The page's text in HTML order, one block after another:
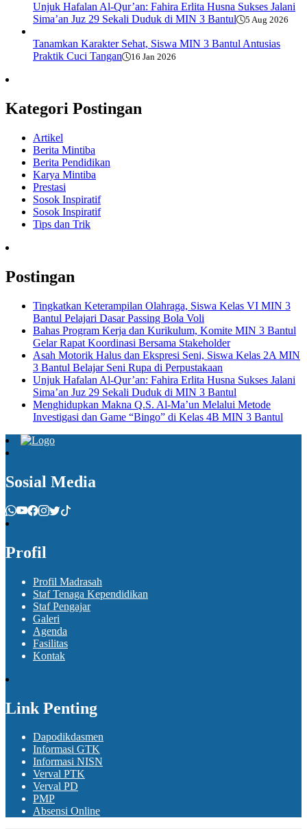
Unjuk Hafalan Al-Qur’an: Fahira Erlita Husna Sukses Jalani
Sima’an Juz 29 Sekali Duduk di MIN 3 Bantul
5 Aug 2026
Tanamkan Karakter Sehat, Siswa MIN 3 Bantul Antusias
Praktik Cuci Tangan
16 Jan 2026
Kategori Postingan
Artikel
Berita Mintiba
Berita Pendidikan
Karya Mintiba
Prestasi
Sosok Inspiratif
Sosok Inspiratif
Tips dan Trik
Postingan
Tingkatkan Keterampilan Olahraga, Siswa Kelas VI MIN 3
Bantul Pelajari Dasar Passing Bola Voli
Bahas Program Kerja dan Kurikulum, Komite MIN 3 Bantul
Gelar Rapat Koordinasi Bersama Stakeholder
Asah Motorik Halus dan Ekspresi Seni, Siswa Kelas 2A MIN
3 Bantul Belajar Seni Rupa di Perpustakaan
Unjuk Hafalan Al-Qur’an: Fahira Erlita Husna Sukses Jalani
Sima’an Juz 29 Sekali Duduk di MIN 3 Bantul
Menghidupkan Makna Q.S. Al-Ma’un Melalui Metode
Investigasi dan Game “Bingo” di Kelas 4B MIN 3 Bantul
Sosial Media
Profil
Profil Madrasah
Staf Tenaga Kependidikan
Staf Pengajar
Galeri
Agenda
Fasilitas
Kontak
Link Penting
Dapodikdasmen
Informasi GTK
Informasi NISN
Verval PTK
Verval PD
PMP
Absensi Online